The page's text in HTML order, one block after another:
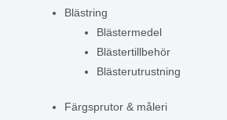
Blästring
Blästermedel
Blästertillbehör
Blästerutrustning
Färgsprutor & måleri